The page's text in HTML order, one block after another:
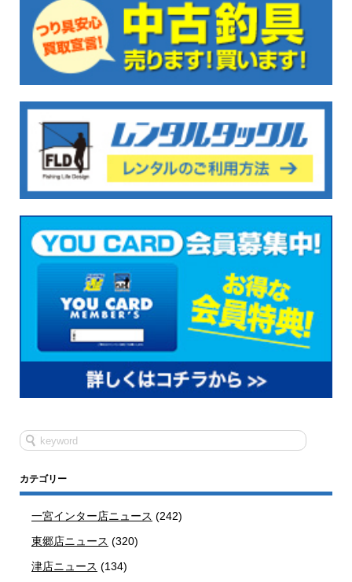
カテゴリー
一宮インター店ニュース (242)
東郷店ニュース (320)
津店ニュース (134)